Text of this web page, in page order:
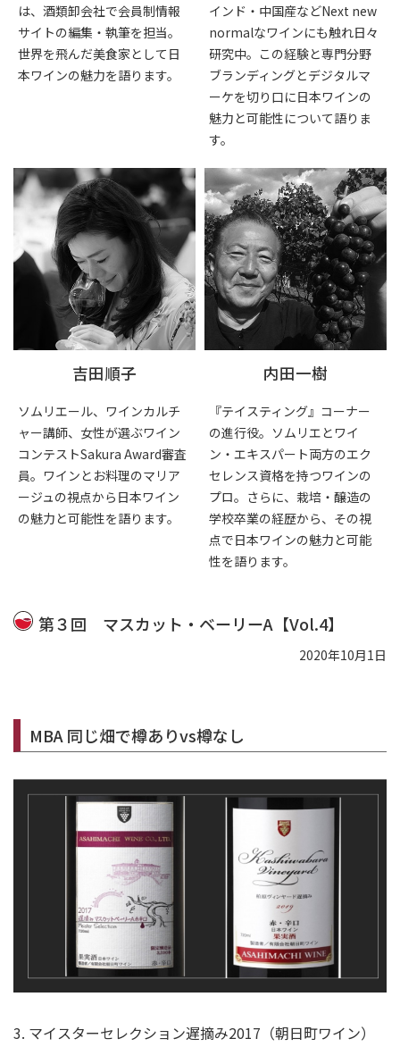
は、酒類卸会社で会員制情報
サイトの編集・執筆を担当。
世界を飛んだ美食家として日
本ワインの魅力を語ります。
インド・中国産などNext new
normalなワインにも触れ日々
研究中。この経験と専門分野
ブランディングとデジタルマ
ーケを切り口に日本ワインの
魅力と可能性について語りま
す。
吉田順子
ソムリエール、ワインカルチ
ャー講師、女性が選ぶワイン
コンテストSakura Award審査
員。ワインとお料理のマリア
ージュの視点から日本ワイン
の魅力と可能性を語ります。
内田一樹
『テイスティング』コーナー
の進行役。ソムリエとワイ
ン・エキスパート両方のエク
セレンス資格を持つワインの
プロ。さらに、栽培・醸造の
学校卒業の経歴から、その視
点で日本ワインの魅力と可能
性を語ります。
第３回 マスカット・ベーリーA【Vol.4】
2020年10月1日
MBA 同じ畑で樽ありvs樽なし
3. マイスターセレクション遅摘み2017（朝日町ワイン）